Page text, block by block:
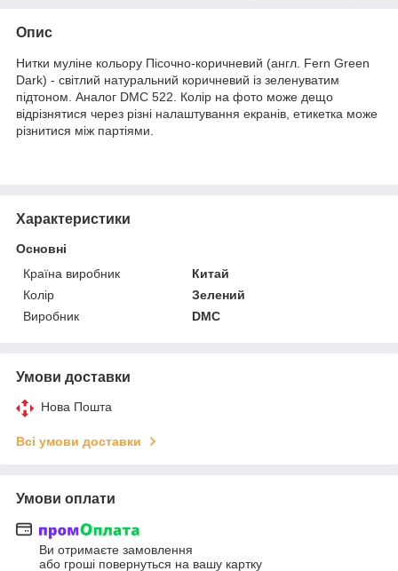
Опис
Нитки муліне кольору Пісочно-коричневий (англ. Fern Green
Dark) - світлий натуральний коричневий із зеленуватим
підтоном. Аналог DMC 522. Колір на фото може дещо
відрізнятися через різні налаштування екранів, етикетка може
різнитися між партіями.
Характеристики
Основні
Країна виробник
Китай
Колір
Зелений
Виробник
DMC
Умови доставки
Нова Пошта
Всі умови доставки
Умови оплати
Ви отримаєте замовлення
або гроші повернуться на вашу картку